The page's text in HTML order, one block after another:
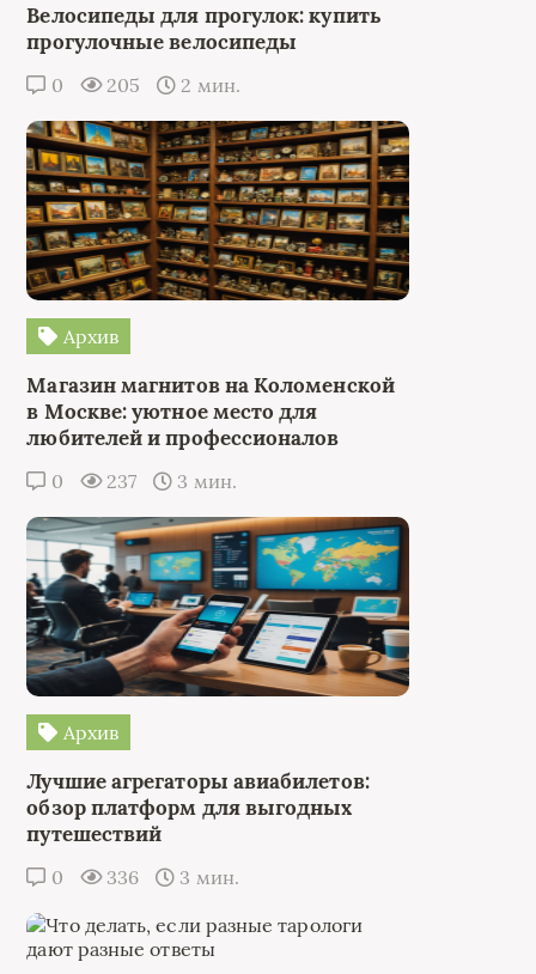
Велосипеды для прогулок: купить
прогулочные велосипеды
0 205 2 мин.
Архив
Магазин магнитов на Коломенской
в Москве: уютное место для
любителей и профессионалов
0 237 3 мин.
Архив
Лучшие агрегаторы авиабилетов:
обзор платформ для выгодных
путешествий
0 336 3 мин.